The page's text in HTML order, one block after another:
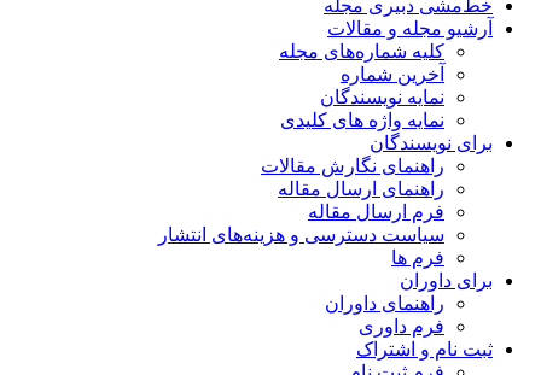
خط‌مشی دبیری مجله
آرشیو مجله و مقالات
کلیه شماره‌های مجله
آخرین شماره
نمایه نویسندگان
نمایه واژه های کلیدی
برای نویسندگان
راهنمای نگارش مقالات
راهنمای ارسال مقاله
فرم ارسال مقاله
سیاست دسترسی و هزینه‌های انتشار
فرم ها
برای داوران
راهنمای داوران
فرم داوری
ثبت نام و اشتراک